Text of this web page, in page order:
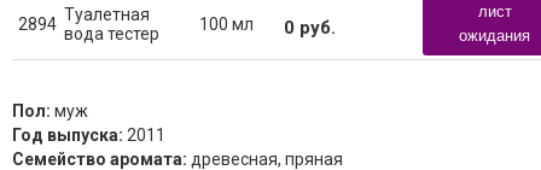
2894 Туалетная
вода тестер
100 мл 0 руб.
лист
ожидания
Пол: муж
Год выпуска: 2011
Семейство аромата: древесная, пряная